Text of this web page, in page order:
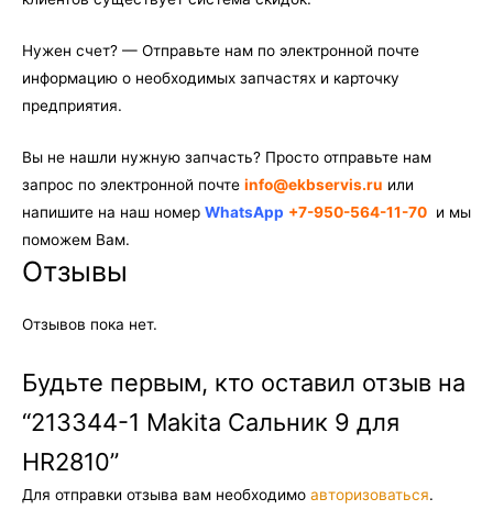
Нужен счет? — Отправьте нам по электронной почте
информацию о необходимых запчастях и карточку
предприятия.
Вы не нашли нужную запчасть? Просто отправьте нам
запрос по электронной почте info@ekbservis.ru или
напишите на наш номер WhatsApp +7-950-564-11-70 и мы
поможем Вам.
Отзывы
Отзывов пока нет.
Будьте первым, кто оставил отзыв на
“213344-1 Makita Сальник 9 для
HR2810”
Для отправки отзыва вам необходимо авторизоваться.